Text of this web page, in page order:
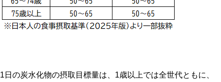
1日の炭水化物の摂取目標量は、1歳以上では全世代ともに、